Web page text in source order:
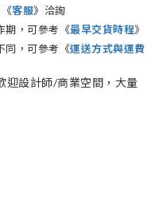
客服》洽詢
期，可參考《最早交貨時程》
同，可參考《運送方式與運費
迎設計師/商業空間，大量